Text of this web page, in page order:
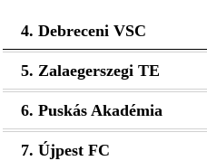
4. Debreceni VSC
5. Zalaegerszegi TE
6. Puskás Akadémia
7. Újpest FC